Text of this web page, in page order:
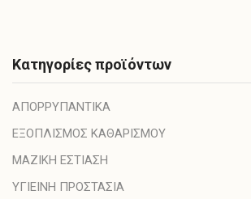
Κατηγορίες προϊόντων
ΑΠΟΡΡΥΠΑΝΤΙΚΑ
ΕΞΟΠΛΙΣΜΟΣ ΚΑΘΑΡΙΣΜΟΥ
ΜΑΖΙΚΗ ΕΣΤΙΑΣΗ
ΥΓΙΕΙΝΗ ΠΡΟΣΤΑΣΙΑ